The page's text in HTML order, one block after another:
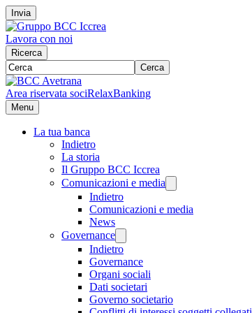
Invia
Lavora con noi
Ricerca
Cerca
Area riservata sociRelaxBanking
Menu
La tua banca
Indietro
La storia
Il Gruppo BCC Iccrea
Comunicazioni e media
Indietro
Comunicazioni e media
News
Governance
Indietro
Governance
Organi sociali
Dati societari
Governo societario